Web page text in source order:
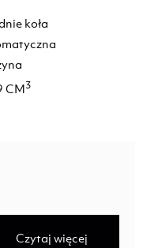
koła
CM3
Czytaj więcej